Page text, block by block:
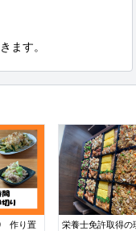
ます。
作り置
栄養士免許取得の